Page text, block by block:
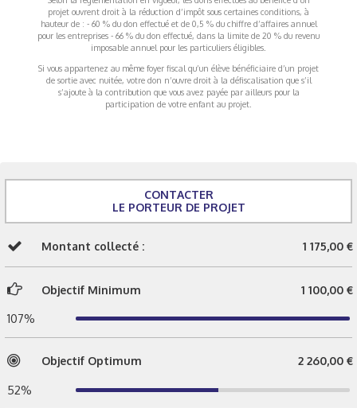
projet ouvrent droit à la réduction d’impôt sous certaines conditions, à
hauteur de : - 60 % du don effectué et de 0,5 % du chiffre d’affaires annuel
pour les entreprises - 66 % du don effectué, dans la limite de 20 % du revenu
imposable annuel pour les particuliers éligibles.
Si vous appartenez au même foyer fiscal qu’un élève bénéficiaire d’un projet
de sortie avec nuitée, votre don n’ouvre droit à la défiscalisation que s’il
s’ajoute à la contribution que vous avez payée par ailleurs pour la
participation de votre enfant au projet.
CONTACTER
LE PORTEUR DE PROJET
Montant collecté : 1 175,00 €
Objectif Minimum 1 100,00 €
107%
Objectif Optimum 2 260,00 €
52%